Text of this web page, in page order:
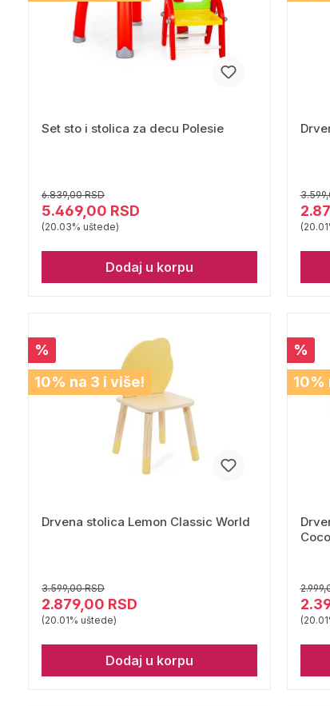
Set sto i stolica za decu Polesie
6.839,00 RSD
5.469,00 RSD
(20.03% uštede)
Dodaj u korpu
%
10% na 3 i više!
Drvena stolica Lemon Classic World
3.599,00 RSD
2.879,00 RSD
(20.01% uštede)
Dodaj u korpu
%
10%